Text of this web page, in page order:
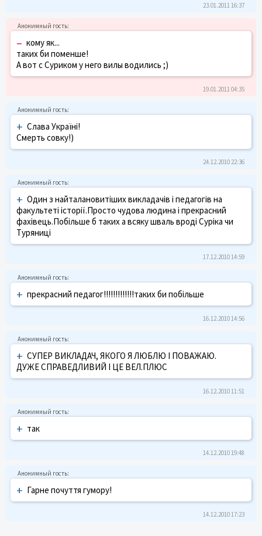
23.01.2011 16:37
– кому як...
таких би поменше!
А вот с Суриком у него вилы водились ;)
19.01.2011 04:35
+ Слава Україні!
Смерть совку!)
24.12.2010 22:36
+ Один з найталановитіших викладачів і педагогів на
факультеті історії.Просто чудова людина і прекрасний
фахівець.Побільше б таких а всяку шваль вроді Суріка чи
Туряниці
17.12.2010 14:59
+ прекрасний педагог!!!!!!!!!!!!!таких би побільше
16.12.2010 14:56
+ СУПЕР ВИКЛАДАЧ, ЯКОГО Я ЛЮБЛЮ І ПОВАЖАЮ.
ДУЖЕ СПРАВЕДЛИВИЙ І ЦЕ ВЕЛ.ПЛЮС
16.12.2010 11:51
+ так
14.12.2010 19:48
+ Гарне почуття гумору!
14.12.2010 17:23